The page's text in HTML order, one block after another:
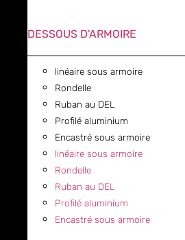
DESSOUS D'ARMOIRE
linéaire sous armoire
Rondelle
Ruban au DEL
Profilé aluminium
Encastré sous armoire
linéaire sous armoire
Rondelle
Ruban au DEL
Profilé aluminium
Encastré sous armoire